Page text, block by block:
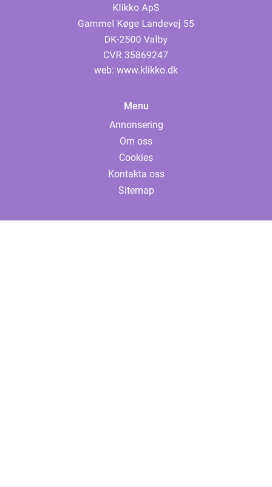
web: www.klikko.dk
Menu
Annonsering
Om oss
Cookies
Kontakta oss
Sitemap